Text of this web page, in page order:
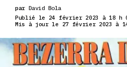
par David Bola
Publié le 24 février 2023 à 18 h
Mis à jour le 27 février 2023 à